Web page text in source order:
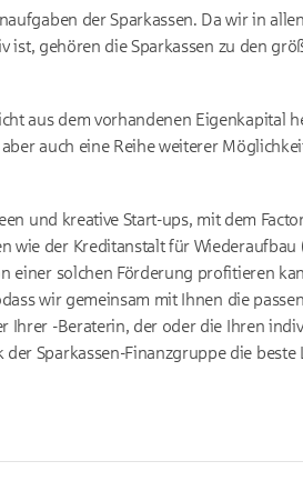
der Sparkassen. Da wir in
gehören die Sparkassen zu den
aus dem vorhandenen Eigenkapital
auch eine Reihe weiterer
und kreative Start-ups, mit dem
wie der Kreditanstalt für Wiederaufbau
einer solchen Förderung profitieren
wir gemeinsam mit Ihnen die
Ihrer -Beraterin, der oder die Ihren
Sparkassen-Finanzgruppe die beste